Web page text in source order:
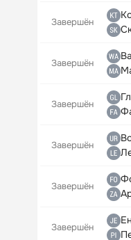
Завершён
Завершён
Завершён
Завершён
Завершён
Завершён